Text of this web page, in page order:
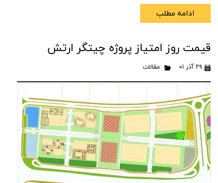
ادامه مطلب
قیمت روز امتیاز پروژه چیتگر ارتش
۲۹ آذر ۰۱ مقالات